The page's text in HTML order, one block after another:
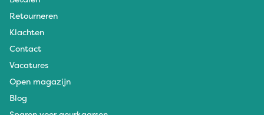
Retourneren
Klachten
Contact
Vacatures
Open magazijn
Blog